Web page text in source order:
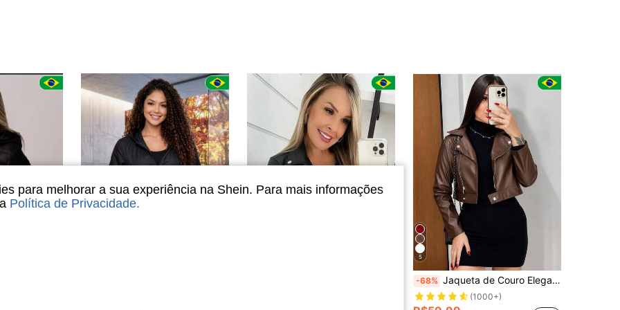
5
-68% Jaqueta de Couro Elegante com Zíper e Botão
(1000+)
para melhorar a sua experiência na Shein. Para mais informações
Política de Privacidade.